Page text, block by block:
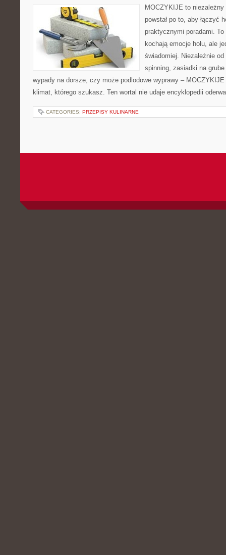
MOCZYKIJE to
powstał po to, aby łączyć
praktycznymi poradami.
kochają emocje holu, ale
świadomiej. Niezależnie
spinning, zasiadki na
wypady na dorsze, czy może podlodowe wyprawy – MOCZYKIJE
klimat, którego szukasz. Ten wortal nie udaje encyklopedii
CATEGORIES: PRZEPISY KULINARNE